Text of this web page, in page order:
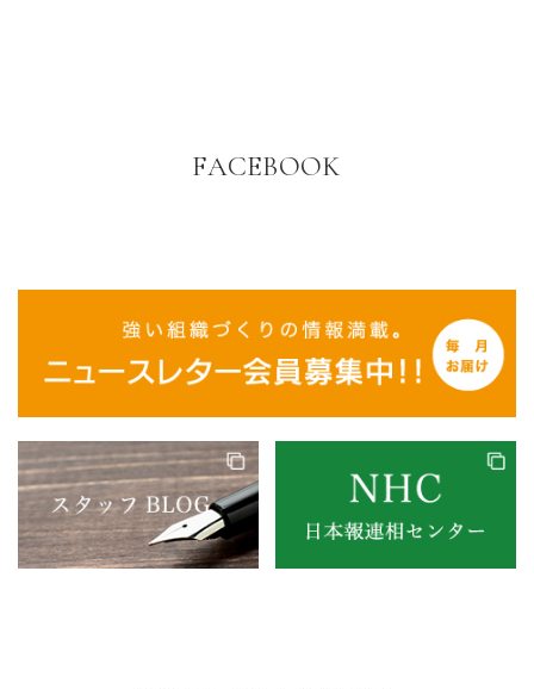
FACEBOOK